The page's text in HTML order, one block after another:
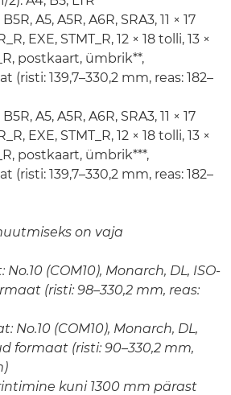
A5, A5R, A6R, SRA3, 11 × 17
EXE, STMT_R, 12 × 18 tolli, 13 ×
postkaart, ümbrik**,
139,7–330,2 mm, reas: 182–
A5, A5R, A6R, SRA3, 11 × 17
EXE, STMT_R, 12 × 18 tolli, 13 ×
postkaart, ümbrik***,
139,7–330,2 mm, reas: 182–
on vaja
(COM10), Monarch, DL, ISO-
(risti: 98–330,2 mm, reas:
No.10 (COM10), Monarch, DL,
formaat (risti: 90–330,2 mm,
kuni 1300 mm pärast